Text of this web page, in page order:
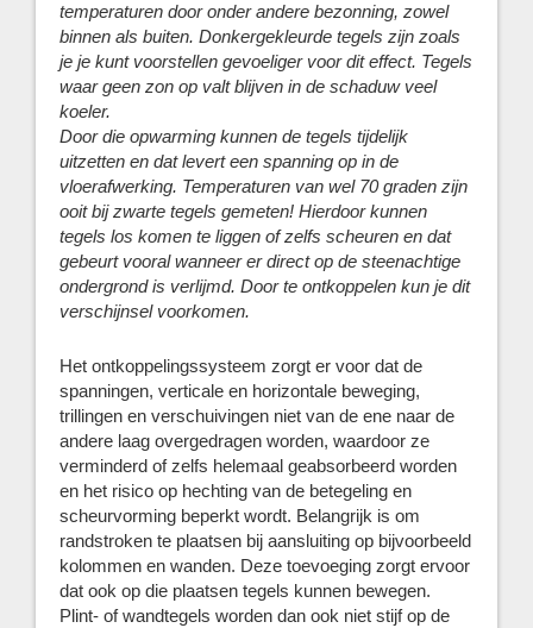
temperaturen door onder andere bezonning, zowel
binnen als buiten. Donkergekleurde tegels zijn zoals
je je kunt voorstellen gevoeliger voor dit effect. Tegels
waar geen zon op valt blijven in de schaduw veel
koeler.
Door die opwarming kunnen de tegels tijdelijk
uitzetten en dat levert een spanning op in de
vloerafwerking. Temperaturen van wel 70 graden zijn
ooit bij zwarte tegels gemeten! Hierdoor kunnen
tegels los komen te liggen of zelfs scheuren en dat
gebeurt vooral wanneer er direct op de steenachtige
ondergrond is verlijmd. Door te ontkoppelen kun je dit
verschijnsel voorkomen.
Het ontkoppelingssysteem zorgt er voor dat de
spanningen, verticale en horizontale beweging,
trillingen en verschuivingen niet van de ene naar de
andere laag overgedragen worden, waardoor ze
verminderd of zelfs helemaal geabsorbeerd worden
en het risico op hechting van de betegeling en
scheurvorming beperkt wordt. Belangrijk is om
randstroken te plaatsen bij aansluiting op bijvoorbeeld
kolommen en wanden. Deze toevoeging zorgt ervoor
dat ook op die plaatsen tegels kunnen bewegen.
Plint- of wandtegels worden dan ook niet stijf op de